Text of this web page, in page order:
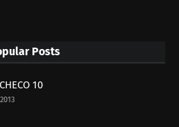
Posts
10